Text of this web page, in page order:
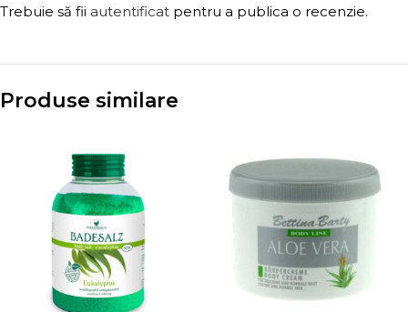
Trebuie să fii autentificat pentru a publica o recenzie.
Produse similare